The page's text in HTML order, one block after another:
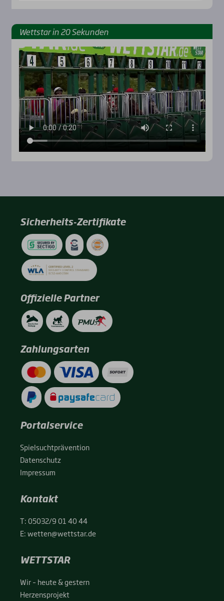
Wett­star in 20 Sekun­den
Sicherheits-Zertifikate
Offizielle Partner
Zahlungsarten
Portalservice
Spiel­sucht­prä­ven­ti­on
Daten­schutz
Impres­sum
Kontakt
T:05032/9 01 40 44
E:wetten@wettstar.de
WETTSTAR
Wir – heu­te & ges­tern
Her­zens­pro­jekt